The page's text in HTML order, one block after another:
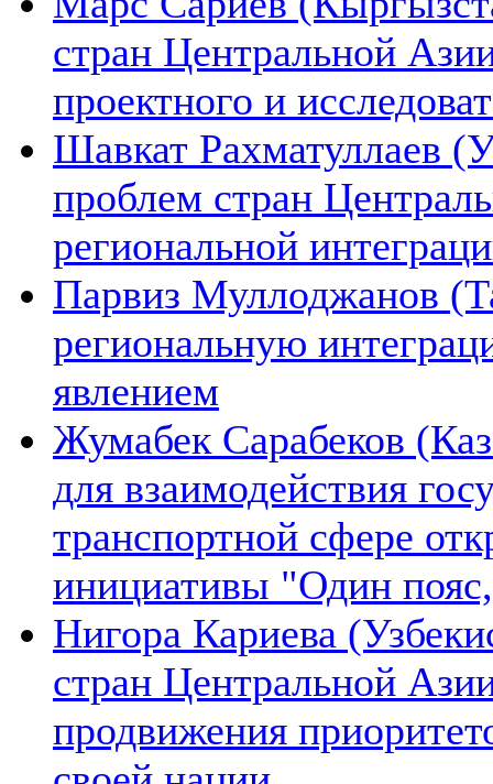
стран Центральной
проектного и
Шавкат Рахматуллаев
проблем стран
региональной
Парвиз Муллоджанов
региональную
явлением
Жумабек Сарабеков
для взаимодействия
транспортной сфере
инициативы "Один
Нигора Кариева
стран Центральной
продвижения